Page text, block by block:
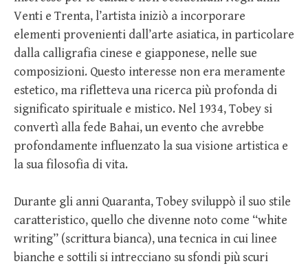
Venti e Trenta, l’artista iniziò a incorporare
elementi provenienti dall’arte asiatica, in particolare
dalla calligrafia cinese e giapponese, nelle sue
composizioni. Questo interesse non era meramente
estetico, ma rifletteva una ricerca più profonda di
significato spirituale e mistico. Nel 1934, Tobey si
convertì alla fede Bahai, un evento che avrebbe
profondamente influenzato la sua visione artistica e
la sua filosofia di vita.
Durante gli anni Quaranta, Tobey sviluppò il suo stile
caratteristico, quello che divenne noto come “white
writing” (scrittura bianca), una tecnica in cui linee
bianche e sottili si intrecciano su sfondi più scuri